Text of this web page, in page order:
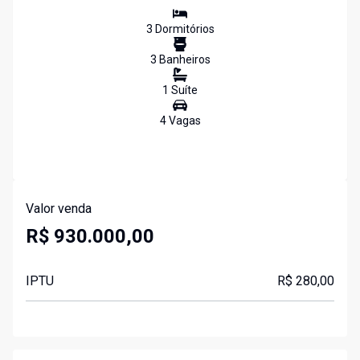
3 Dormitórios
3 Banheiros
1 Suíte
4Vagas
Valor venda
R$ 930.000,00
IPTU R$ 280,00